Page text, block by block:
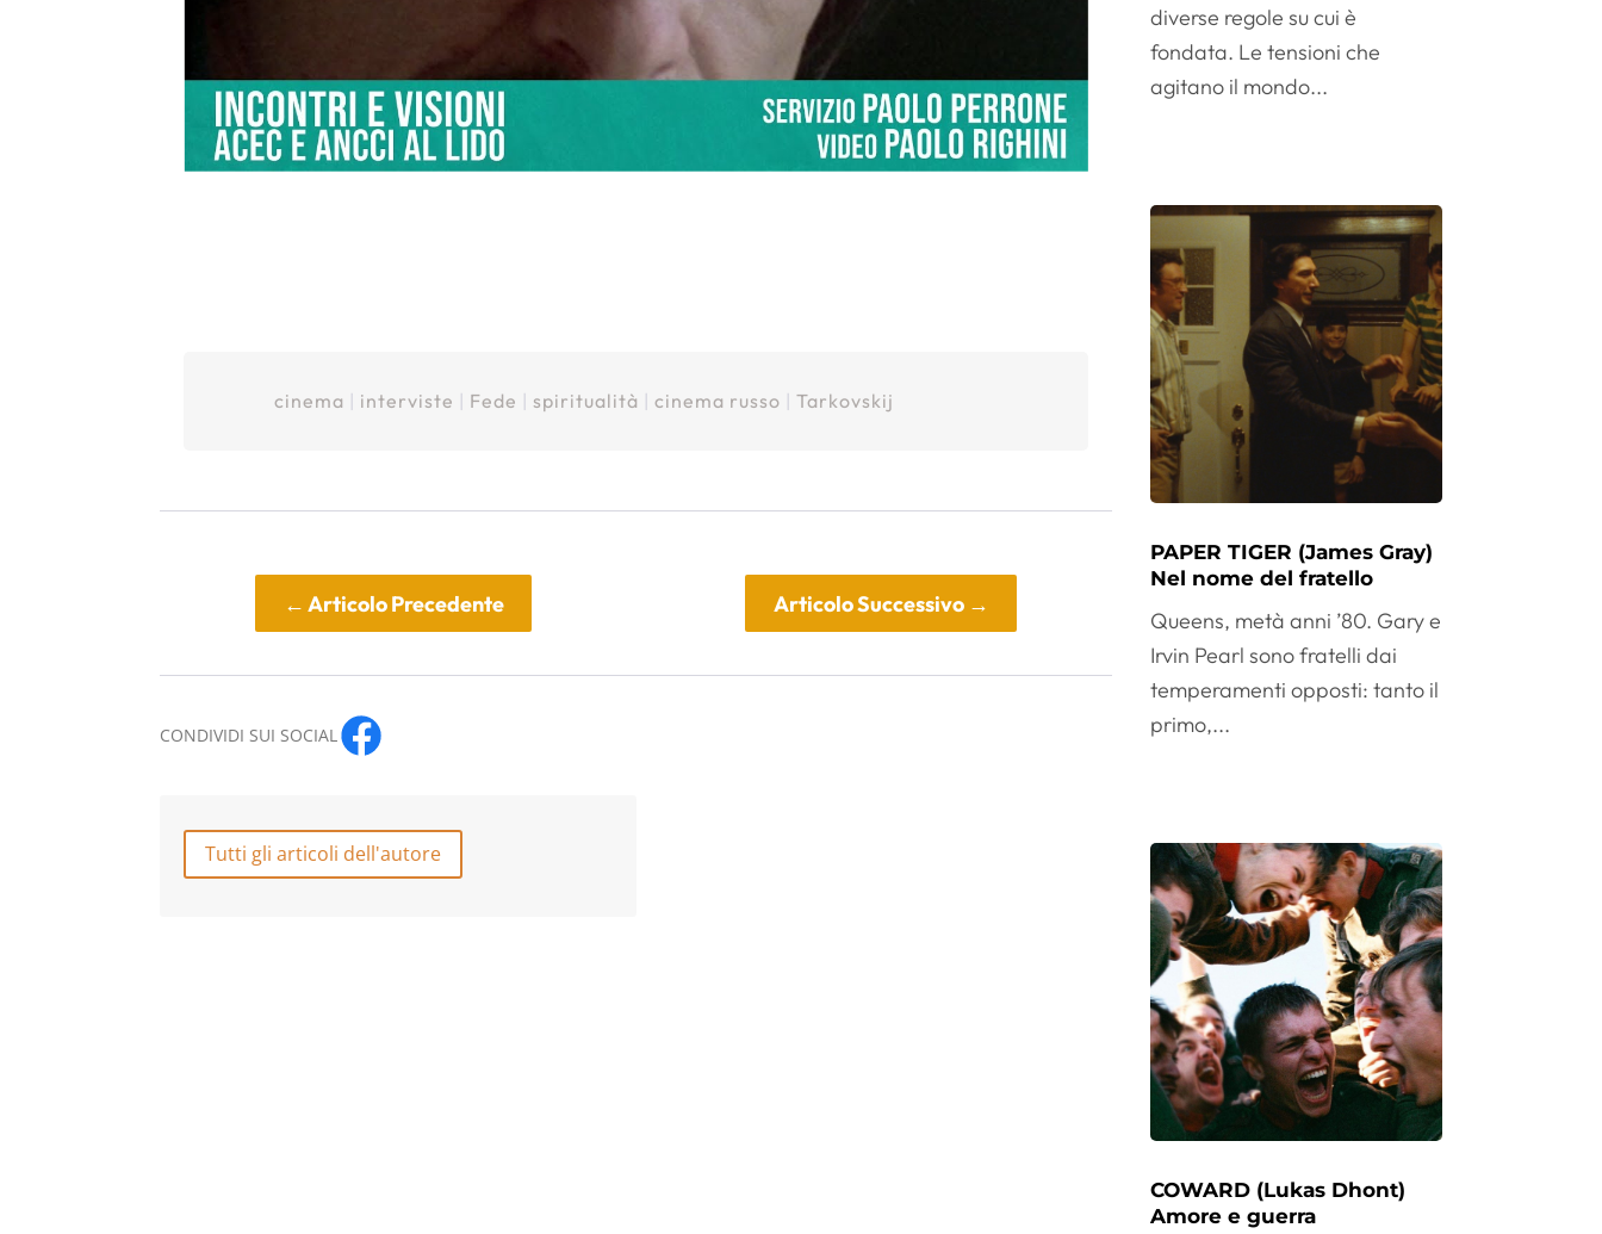
cinema interviste Fede |spiritualità |cinema russo |Tarkovskij
← Articolo Precedente Articolo Successivo→
CONDIVIDI SUI SOCIAL
Tutti gli articoli dell'autore
diverse regole su cui è
fondata. Le tensioni che
agitano il mondo...
PAPER TIGER (James Gray)
Nel nome del fratello
Queens, metà anni ’80. Gary e
Irvin Pearl sono fratelli dai
temperamenti opposti: tanto il
primo,...
COWARD (Lukas Dhont)
Amore e guerra